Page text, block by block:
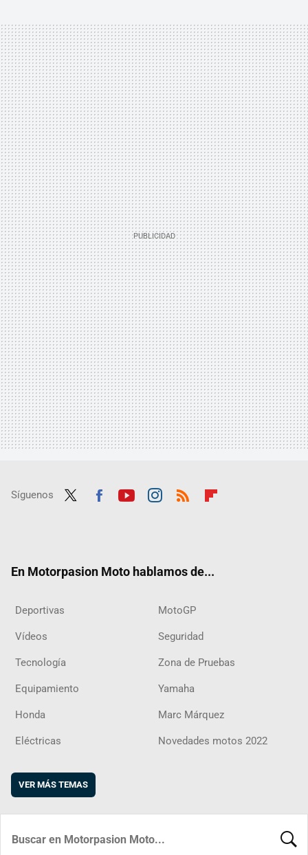
Síguenos
En Motorpasion Moto hablamos de...
Deportivas MotoGP
Vídeos Seguridad
Tecnología Zona de Pruebas
Equipamiento Yamaha
Honda Marc Márquez
Eléctricas Novedades motos 2022
VER MÁS TEMAS